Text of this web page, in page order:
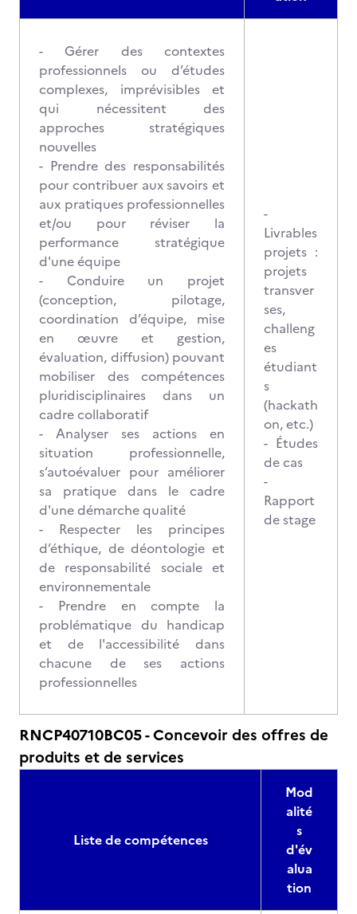
- Gérer des contextes
professionnels ou d’études
complexes, imprévisibles et
qui nécessitent des
approches stratégiques
nouvelles
- Prendre des responsabilités
pour contribuer aux savoirs et
aux pratiques professionnelles
et/ou pour réviser la
performance stratégique
d'une équipe
- Conduire un projet
(conception, pilotage,
coordination d’équipe, mise
en œuvre et gestion,
évaluation, diffusion) pouvant
mobiliser des compétences
pluridisciplinaires dans un
cadre collaboratif
- Analyser ses actions en
situation professionnelle,
s’autoévaluer pour améliorer
sa pratique dans le cadre
d'une démarche qualité
- Respecter les principes
d’éthique, de déontologie et
de responsabilité sociale et
environnementale
- Prendre en compte la
problématique du handicap
et de l'accessibilité dans
chacune de ses actions
professionnelles
-
Livrables
projets :
projets
transver
ses,
challeng
es
étudiant
s
(hackath
on, etc.)
- Études
de cas
-
Rapport
de stage
RNCP40710BC05 - Concevoir des offres de
produits et de services
Liste de compétences
Mod
alité
s
d'év
alua
tion